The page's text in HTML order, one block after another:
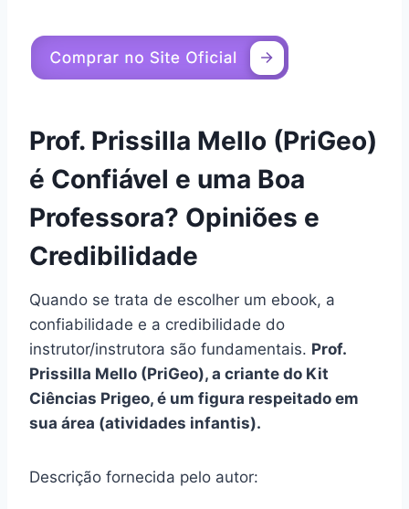
Prof. Prissilla Mello (PriGeo)
é Confiável e uma Boa
Professora? Opiniões e
Credibilidade
Quando se trata de escolher um ebook, a
confiabilidade e a credibilidade do
instrutor/instrutora são fundamentais. Prof.
Prissilla Mello (PriGeo), a criante do Kit
Ciências Prigeo, é um figura respeitado em
sua área (atividades infantis).
Descrição fornecida pelo autor: